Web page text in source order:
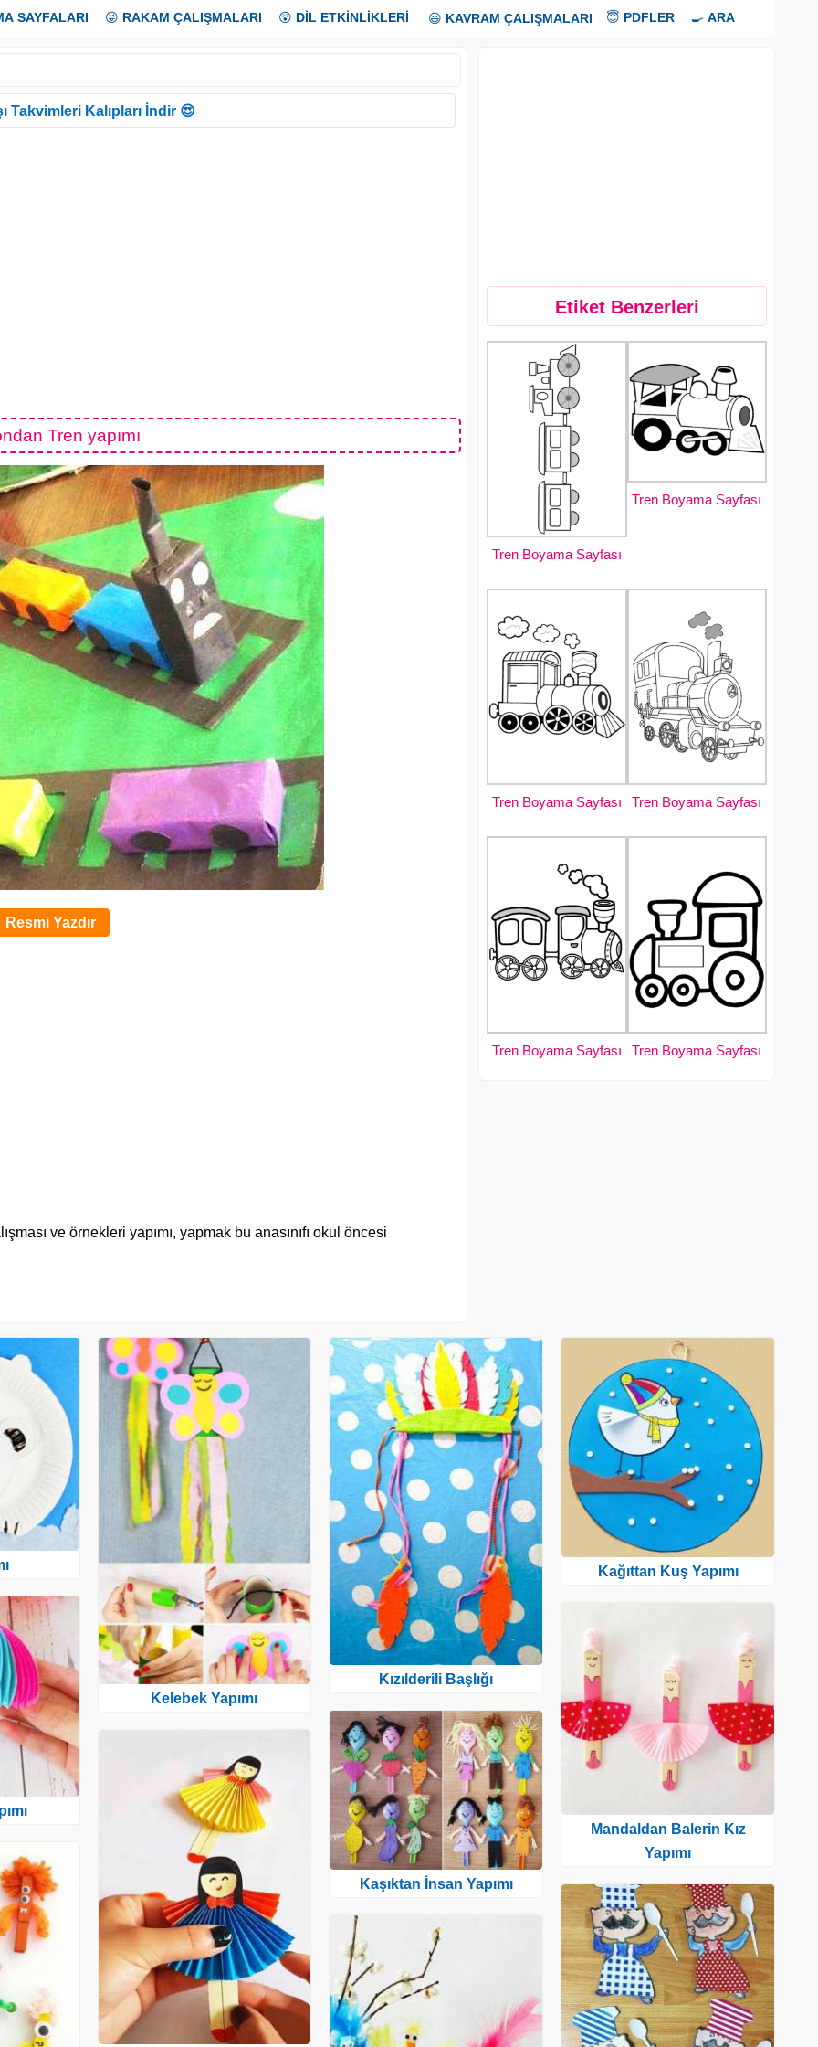
SAYFALARI 😜 RAKAM ÇALIŞMALARI 😲 DİL ETKİNLİKLERİ 😃 KAVRAM ÇALIŞMALARI 😇 PDFLER 🍳 ARA
Takvimleri Kalıpları İndir 😍
Tren yapımı
Resmi Yazdır
ve örnekleri yapımı, yapmak bu anasınıfı okul öncesi
Etiket Benzerleri
Tren Boyama Sayfası
Tren Boyama Sayfası
Tren Boyama Sayfası Tren Boyama Sayfası
Tren Boyama Sayfası Tren Boyama Sayfası
Kelebek Yapımı
Kızılderili Başlığı
Kaşıktan İnsan Yapımı
Kağıttan Kuş Yapımı
Mandaldan Balerin Kız
Yapımı